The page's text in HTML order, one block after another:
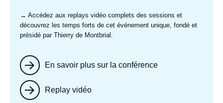
→ Accédez aux replays vidéo complets des sessions et
découvrez les temps forts de cet événement unique, fondé et
présidé par Thierry de Montbrial.
En savoir plus sur la conférence
Replay vidéo